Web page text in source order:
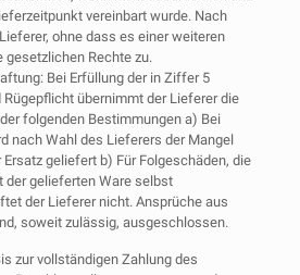
vereinbart wurde. Nach
ohne dass es einer weiteren
Rechte zu.
Bei Erfüllung der in Ziffer 5
Rügepflicht übernimmt der Lieferer die
folgenden Bestimmungen a) Bei
nach Wahl des Lieferers der Mangel
geliefert b) Für Folgeschäden, die
gelieferten Ware selbst
der Lieferer nicht. Ansprüche aus
soweit zulässig, ausgeschlossen.
zur vollständigen Zahlung des